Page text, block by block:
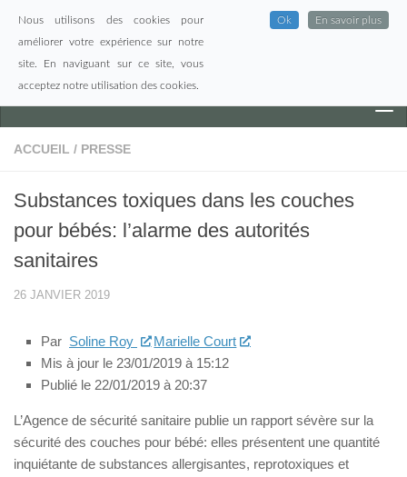
Skip to content
ACCUEIL / PRESSE
Substances toxiques dans les couches
pour bébés: l’alarme des autorités
sanitaires
26 JANVIER 2019
Par Soline Roy
Marielle Court
Mis à jour le 23/01/2019 à 15:12
Publié le 22/01/2019 à 20:37
L’Agence de sécurité sanitaire publie un rapport sévère sur la
sécurité des couches pour bébé: elles présentent une quantité
inquiétante de substances allergisantes, reprotoxiques et
Nous utilisons des cookies pour
améliorer votre expérience sur notre
site. En naviguant sur ce site, vous
acceptez notre utilisation des cookies.
Ok En savoir plus